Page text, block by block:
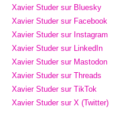
Xavier Studer sur Bluesky
Xavier Studer sur Facebook
Xavier Studer sur Instagram
Xavier Studer sur LinkedIn
Xavier Studer sur Mastodon
Xavier Studer sur Threads
Xavier Studer sur TikTok
Xavier Studer sur X (Twitter)